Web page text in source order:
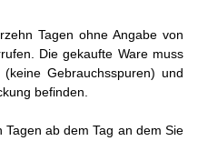
Tagen ohne Angabe von
Die gekaufte Ware muss
Gebrauchsspuren) und
befinden.
ab dem Tag an dem Sie